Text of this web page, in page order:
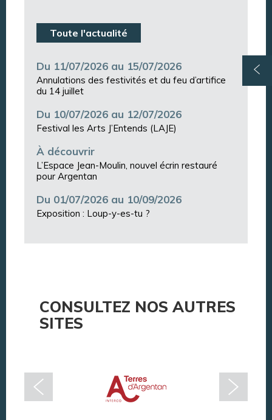
Toute l'actualité
Du 11/07/2026 au 15/07/2026
Annulations des festivités et du feu d’artifice
du 14 juillet
Du 10/07/2026 au 12/07/2026
Festival les Arts J’Entends (LAJE)
À découvrir
L’Espace Jean-Moulin, nouvel écrin restauré
pour Argentan
Du 01/07/2026 au 10/09/2026
Exposition : Loup-y-es-tu ?
CONSULTEZ NOS AUTRES
SITES